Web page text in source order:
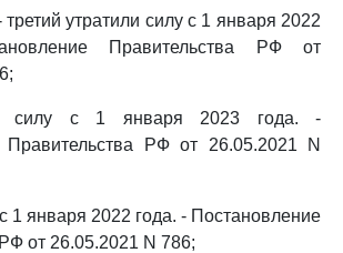
утратили силу с 1 января 2022
Правительства РФ от
силу с 1 января 2023 года. -
Правительства РФ от 26.05.2021 N
1 января 2022 года. - Постановление
от 26.05.2021 N 786;